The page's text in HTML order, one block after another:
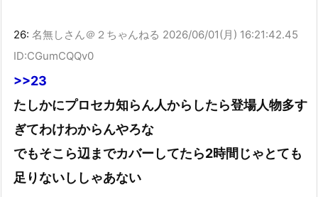
26: 名無しさん＠２ちゃんねる 2026/06/01(月) 16:21:42.45
ID:CGumCQQv0
>>23
たしかにプロセカ知らん人からしたら登場人物多す
ぎてわけわからんやろな
でもそこら辺までカバーしてたら2時間じゃとても
足りないししゃあない